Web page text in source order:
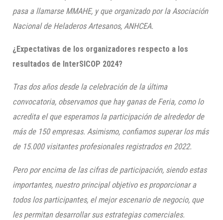
pasa a llamarse MMAHE, y que organizado por la Asociación
Nacional de Heladeros Artesanos, ANHCEA.
¿Expectativas de los organizadores respecto a los
resultados de InterSICOP 2024?
Tras dos años desde la celebración de la última
convocatoria, observamos que hay ganas de Feria, como lo
acredita el que esperamos la participación de alrededor de
más de 150 empresas. Asimismo, confiamos superar los más
de 15.000 visitantes profesionales registrados en 2022.
Pero por encima de las cifras de participación, siendo estas
importantes, nuestro principal objetivo es proporcionar a
todos los participantes, el mejor escenario de negocio, que
les permitan desarrollar sus estrategias comerciales.